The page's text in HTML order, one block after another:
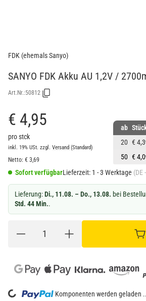
FDK (ehemals Sanyo)
SANYO FDK Akku AU 1,2V /
Art.Nr.:50812
€ 4,95
pro stck
inkl. 19% USt. zzgl. Versand (Standard)
Netto: € 3,69
ab
20 €
50 €
Sofort verfügbarLieferzeit: 1 - 3 Werktage (DE
Lieferung:Di., 11.08. – Do., 13.08. bei
Std. 44 Min..
Loading... Komponenten werden geladen